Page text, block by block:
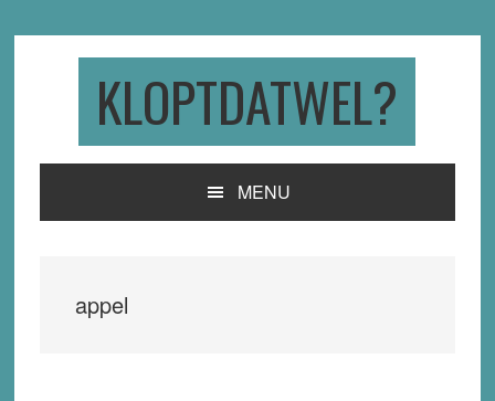
KLOPTDATWEL?
MENU
appel